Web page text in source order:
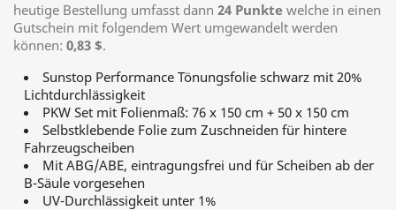
heutige Bestellung umfasst dann 24 Punkte welche in einen
Gutschein mit folgendem Wert umgewandelt werden
können: 0,83 $.
Sunstop Performance Tönungsfolie schwarz mit 20%
Lichtdurchlässigkeit
PKW Set mit Folienmaß: 76 x 150 cm + 50 x 150 cm
Selbstklebende Folie zum Zuschneiden für hintere
Fahrzeugscheiben
Mit ABG/ABE, eintragungsfrei und für Scheiben ab der
B-Säule vorgesehen
UV-Durchlässigkeit unter 1%